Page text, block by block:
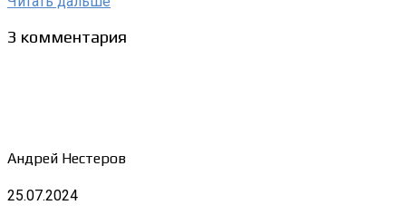
3 комментария
Андрей Нестеров
25.07.2024